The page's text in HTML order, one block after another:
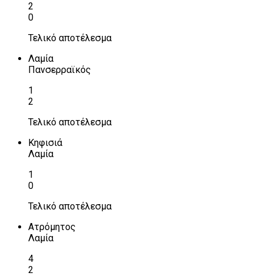
2
0
Τελικό αποτέλεσμα
Λαμία
Πανσερραϊκός
1
2
Τελικό αποτέλεσμα
Κηφισιά
Λαμία
1
0
Τελικό αποτέλεσμα
Ατρόμητος
Λαμία
4
2